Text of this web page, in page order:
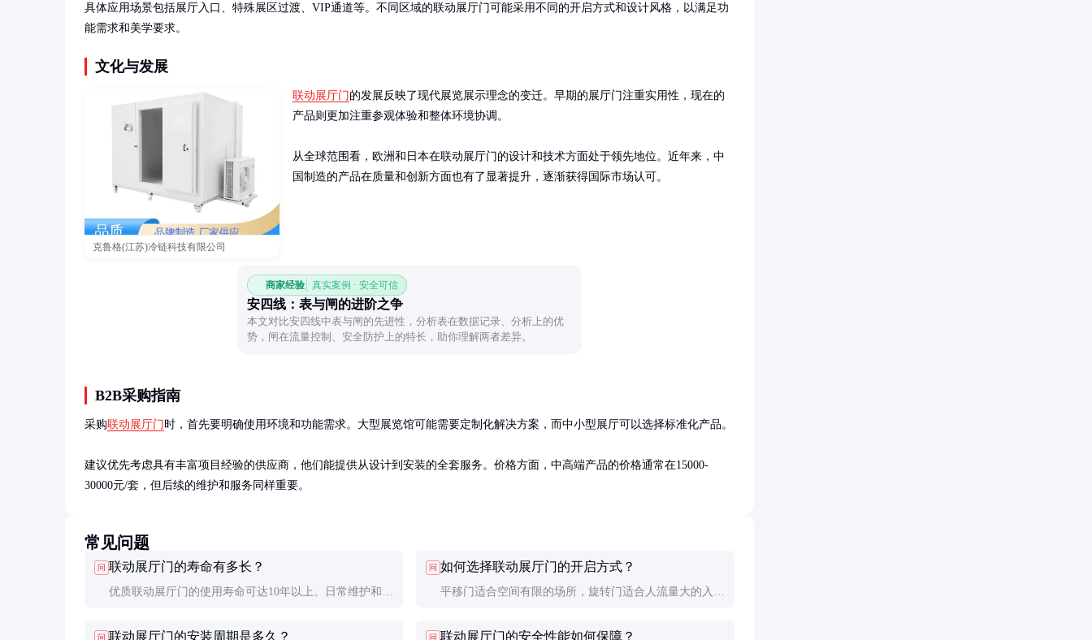
具体应用场景包括展厅入口、特殊展区过渡、VIP通道等。不同区域的联动展厅门可能采用不同的开启方式和设计风格，以满足功
能需求和美学要求。
文化与发展
克鲁格(江苏)冷链科技有限公司
联动展厅门 的发展反映了现代展览展示理念的变迁。早期的展厅门注重实用性，现在的
产品则更加注重参观体验和整体环境协调。
从全球范围看，欧洲和日本在联动展厅门的设计和技术方面处于领先地位。近年来，中
国制造的产品在质量和创新方面也有了显著提升，逐渐获得国际市场认可。
商家经验 真实案例 · 安全可信
安四线：表与闸的进阶之争
本文对比安四线中表与闸的先进性，分析表在数据记录、分析上的优
势，闸在流量控制、安全防护上的特长，助你理解两者差异。
B2B采购指南
采购联动展厅门 时，首先要明确使用环境和功能需求。大型展览馆可能需要定制化解决方案，而中小型展厅可以选择标准化产品。
建议优先考虑具有丰富项目经验的供应商，他们能提供从设计到安装的全套服务。价格方面，中高端产品的价格通常在15000-
30000元/套，但后续的维护和服务同样重要。
常见问题
问 联动展厅门的寿命有多长？
优质联动展厅门的使用寿命可达10年以上。日常维护和定
问 如何选择联动展厅门的开启方式？
平移门适合空间有限的场所，旋转门适合人流量大的入
问 联动展厅门的安装周期是多久？ 问 联动展厅门的安全性能如何保障？